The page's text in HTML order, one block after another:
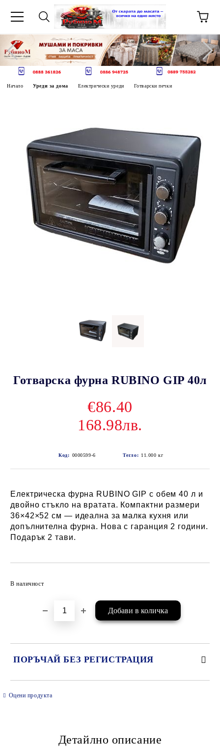
Начало Уреди за дома Електрически уреди Готварски печки
Готварска фурна RUBINO GIP 40л
€86.40
168.98лв.
Код: 0000599-6 Тегло: 11.000 кг
Електрическа фурна RUBINO GIP с обем 40 л и
двойно стъкло на вратата. Компактни размери
36×42×52 см — идеална за малка кухня или
допълнителна фурна. Нова с гаранция 2 години.
Подарък 2 тави.
В наличност
ПОРЪЧАЙ БЕЗ РЕГИСТРАЦИЯ
Ние ще се свържем с вас в рамките на работния ден.
Оцени продукта
Детайлно описание